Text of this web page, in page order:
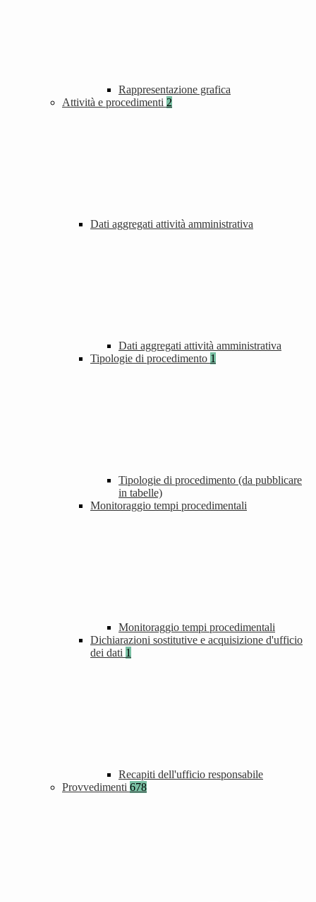
Rappresentazione grafica
Attività e procedimenti 2
Dati aggregati attività amministrativa
Dati aggregati attività amministrativa
Tipologie di procedimento 1
Tipologie di procedimento (da pubblicare
in tabelle)
Monitoraggio tempi procedimentali
Monitoraggio tempi procedimentali
Dichiarazioni sostitutive e acquisizione d'ufficio
dei dati 1
Recapiti dell'ufficio responsabile
Provvedimenti 678